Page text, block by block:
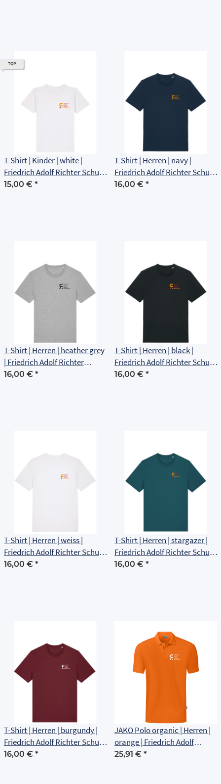
TOP
T-Shirt | Kinder | white |
Friedrich Adolf Richter Schule
Rudolstadt
15,00 € *
T-Shirt | Herren | navy |
Friedrich Adolf Richter Schule
Rudolstadt
16,00 € *
T-Shirt | Herren | heather grey
| Friedrich Adolf Richter
Schule Rudolstadt
16,00 € *
T-Shirt | Herren | black |
Friedrich Adolf Richter Schule
Rudolstadt
16,00 € *
T-Shirt | Herren | weiss |
Friedrich Adolf Richter Schule
Rudolstadt
16,00 € *
T-Shirt | Herren | stargazer |
Friedrich Adolf Richter Schule
Rudolstadt
16,00 € *
T-Shirt | Herren | burgundy |
Friedrich Adolf Richter Schule
Rudolstadt
16,00 € *
JAKO Polo organic | Herren |
orange | Friedrich Adolf
Richter Schule Rudolstadt
25,91 € *